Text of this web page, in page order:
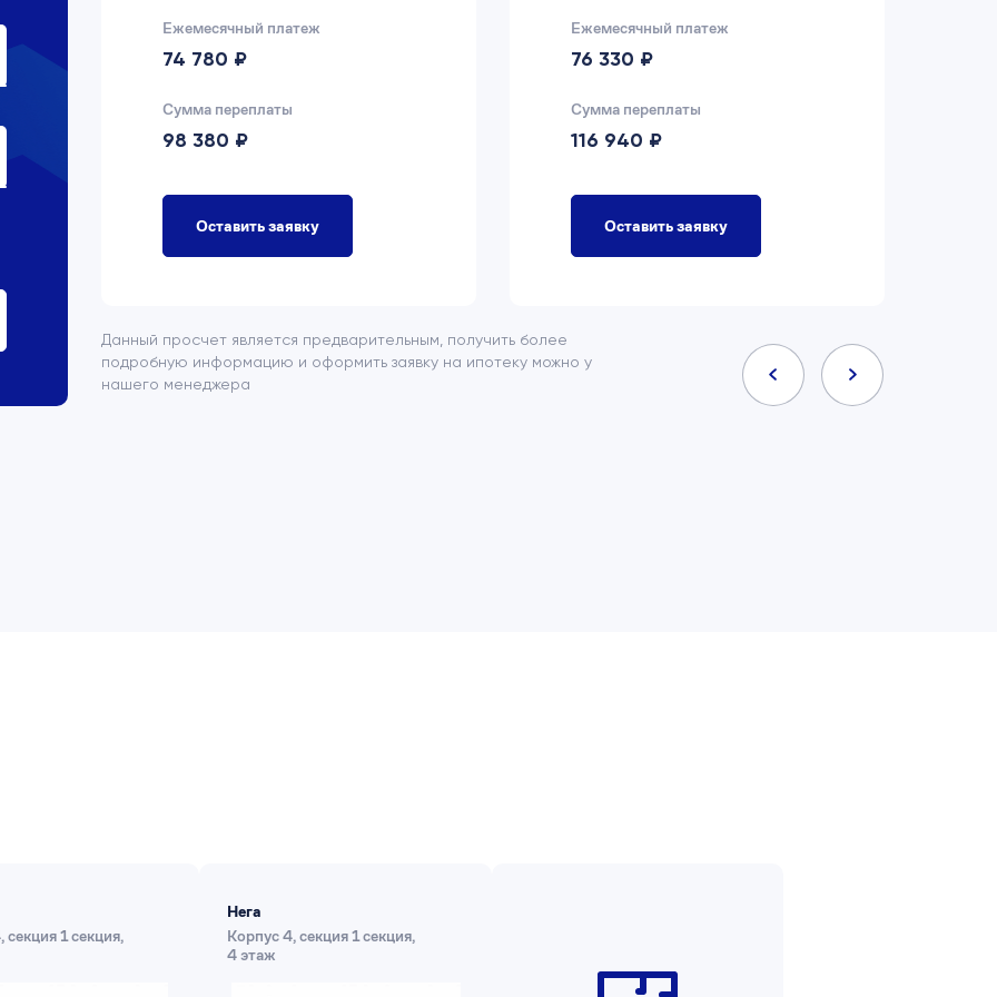
Ежемесячный платеж
74 780 ₽
Сумма переплаты
98 380 ₽
Оставить заявку
Ежемесячный платеж
76 330 ₽
Сумма переплаты
116 940 ₽
Оставить заявку
Данный просчет является предварительным, получить более
подробную информацию и оформить заявку на ипотеку можно у
нашего менеджера
секция 1 секция,
Нега
Корпус 4, секция 1 секция,
4 этаж